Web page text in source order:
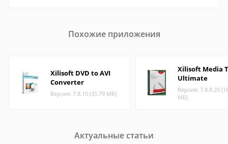
Похожие приложения
Xilisoft DVD to AVI
Converter
Версия: 7.8.10 (35.79 МБ)
Xilisoft Media
Ultimate
Версия: 7.8.8.20
МБ)
Актуальные статьи